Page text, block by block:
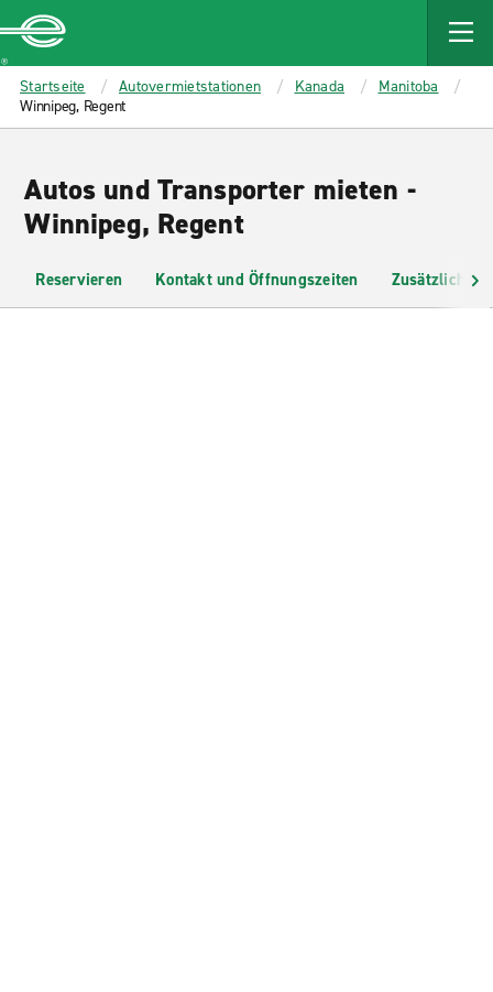
MAIN
CONTENT
Enterprise
Startseite Autovermietstationen Kanada
Manitoba
Winnipeg, Regent
Autos und Transporter mieten -
Winnipeg, Regent
Reservieren Kontakt und Öffnungszeiten Zusätzliche